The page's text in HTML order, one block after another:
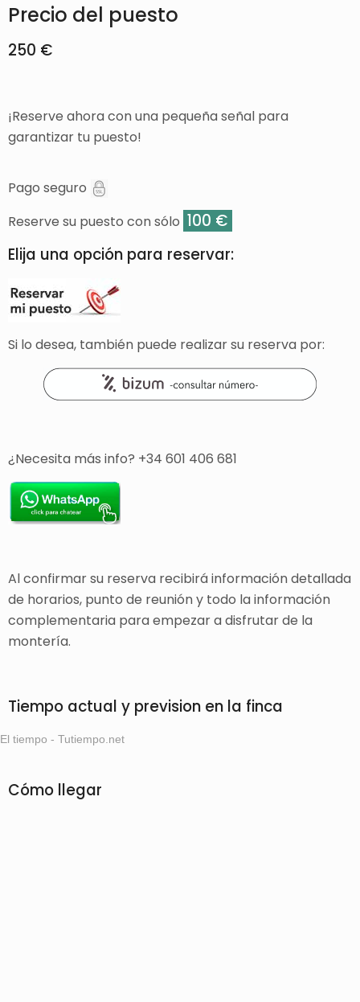
Precio del puesto
250 €
¡Reserve ahora con una pequeña señal para
garantizar tu puesto!
Pago seguro
Reserve su puesto con sólo 100 €
Elija una opción para reservar:
Si lo desea, también puede realizar su reserva por:
¿Necesita más info? +34 601 406 681
Al confirmar su reserva recibirá información detallada
de horarios, punto de reunión y todo la información
complementaria para empezar a disfrutar de la
montería.
Tiempo actual y prevision en la finca
El tiempo - Tutiempo.net
Cómo llegar